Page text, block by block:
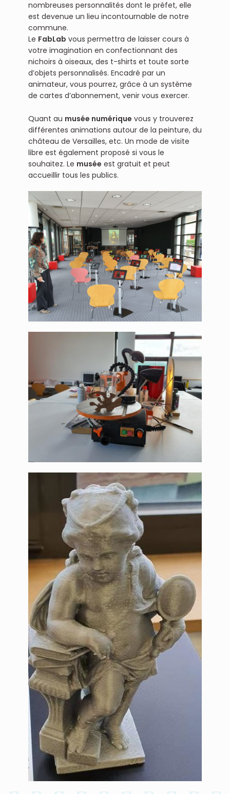
nombreuses personnalités dont le préfet, elle
est devenue un lieu incontournable de notre
commune.
Le FabLab vous permettra de laisser cours à
votre imagination en confectionnant des
nichoirs à oiseaux, des t-shirts et toute sorte
d’objets personnalisés. Encadré par un
animateur, vous pourrez, grâce à un système
de cartes d’abonnement, venir vous exercer.
Quant au musée numérique vous y trouverez
différentes animations autour de la peinture, du
château de Versailles, etc. Un mode de visite
libre est également proposé si vous le
souhaitez. Le musée est gratuit et peut
accueillir tous les publics.